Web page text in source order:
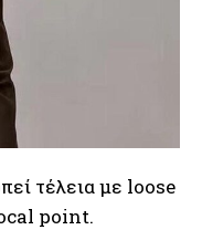
τέλεια με loose
point.